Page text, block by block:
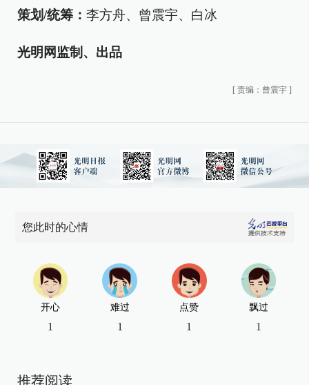
策划/统筹： 李方舟、曾震宇、白冰
光明网监制、出品
[ 责编：曾震宇 ]
您此时的心情
开心
1
难过
1
点赞
1
飘过
1
推荐阅读